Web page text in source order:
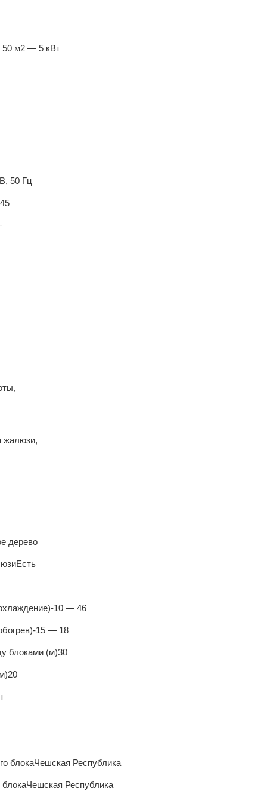
50 м2 — 5 кВт
50 Гц
жалюзи,
дерево
Есть
-10 — 46
-15 — 18
блоками (м)30
20
блокаЧешская Республика
блокаЧешская Республика